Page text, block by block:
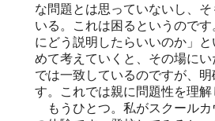
な問題とは思っていないし、
いる。これは困るというので
にどう説明したらいいのか」
めて考えていくと、その場に
では一致しているのですが、
す。これでは親に問題性を理
もうひとつ。私がスクールカ